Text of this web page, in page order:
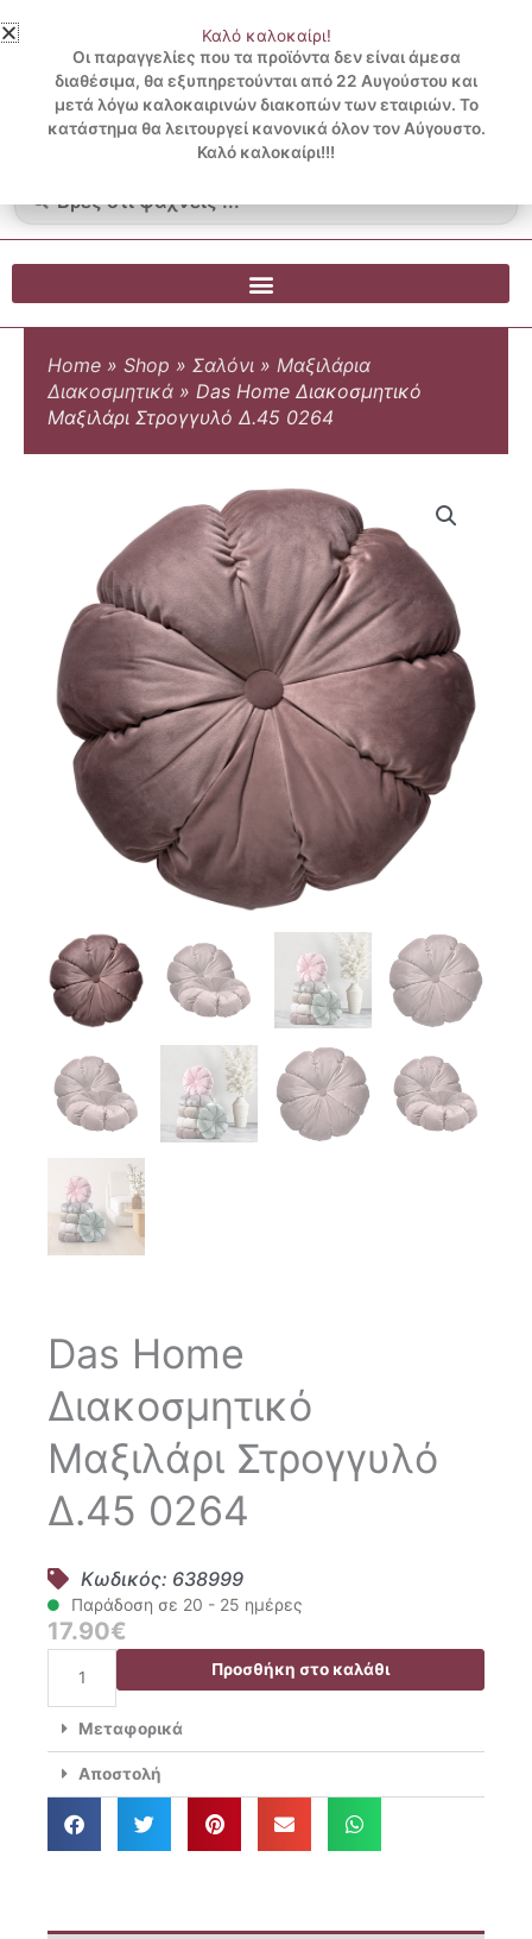
στο
περιεχόμενο
3 ΔΟΣΕΙΣ ΧΩΡΙΣ ΠΙΣΤΩΤΙΚΗ ΜΕ KLARNA
...
Λογαριασμός
Blog
0.00€
0
Cart
Home » Shop » Σαλόνι » Μαξιλάρια
Διακοσμητικά » Das Home Διακοσμητικό
Μαξιλάρι Στρογγυλό Δ.45 0264
Das Home
Διακοσμητικό
Μαξιλάρι Στρογγυλό
Δ.45 0264
Κωδικός: 638999
Παράδοση σε 20 - 25 ημέρες
17.90€
Home
Διακοσμητικό
Μαξιλάρι
Στρογγυλό
0264
Προσθήκη στο καλάθι
Μεταφορικά
Αποστολή
Καλό καλοκαίρι!
Οι παραγγελίες που τα προϊόντα δεν είναι άμεσα
διαθέσιμα, θα εξυπηρετούνται από 22 Αυγούστου και
μετά λόγω καλοκαιρινών διακοπών των εταιριών. Το
κατάστημα θα λειτουργεί κανονικά όλον τον Αύγουστο.
Καλό καλοκαίρι!!!